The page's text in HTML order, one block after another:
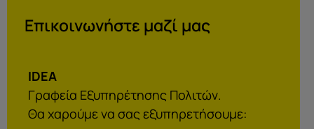
Επικοινωνήστε μαζί μας
IDEA
Γραφεία Εξυπηρέτησης Πολιτών.
Θα χαρούμε να σας εξυπηρετήσουμε: